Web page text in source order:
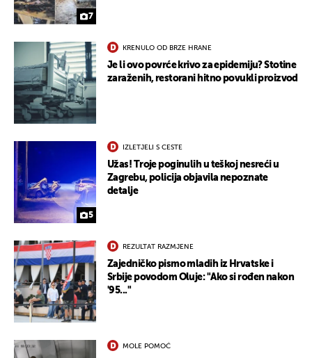
7
KRENULO OD BRZE HRANE
Je li ovo povrće krivo za epidemiju? Stotine
zaraženih, restorani hitno povukli proizvod
5
IZLETJELI S CESTE
Užas! Troje poginulih u teškoj nesreći u
Zagrebu, policija objavila nepoznate
detalje
REZULTAT RAZMJENE
Zajedničko pismo mladih iz Hrvatske i
Srbije povodom Oluje: "Ako si rođen nakon
'95..."
MOLE POMOĆ